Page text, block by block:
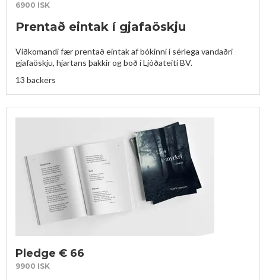
6900 ISK
Prentað eintak í gjafaöskju
Viðkomandi fær prentað eintak af bókinni í sérlega vandaðri
gjafaöskju, hjartans þakkir og boð í Ljóðateiti BV.
13 backers
Pledge € 66
9900 ISK